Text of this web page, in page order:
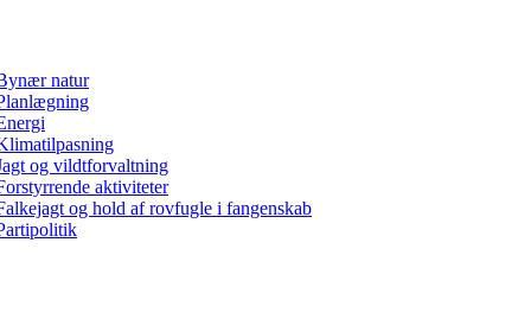
natur
og vildtforvaltning
aktiviteter
og hold af rovfugle i fangenskab